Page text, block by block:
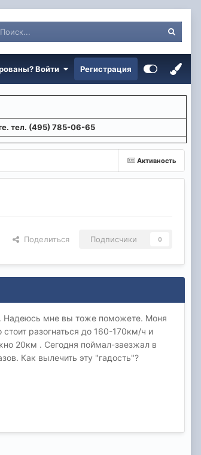
Войти Регистрация
тел. (495) 785-06-65
Активность
Поделиться Подписчики 0
Надеюсь мне вы тоже поможете. Моня
разогнаться до 160-170км/ч и
20км . Сегодня поймал-заезжал в
Как вылечить эту "гадость"?